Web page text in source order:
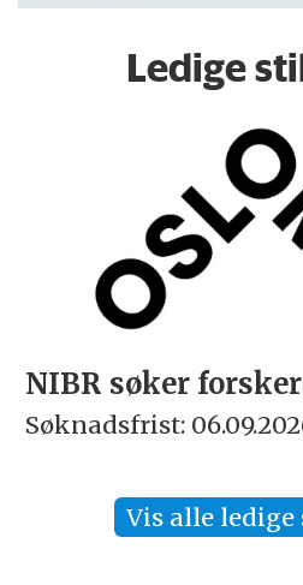
Ledige
Vis alle